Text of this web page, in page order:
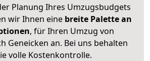
Planung Ihres Umzugsbudgets
wir Ihnen eine breite Palette an
, für Ihren Umzug von
Geneicken an. Bei uns behalten
volle Kostenkontrolle.